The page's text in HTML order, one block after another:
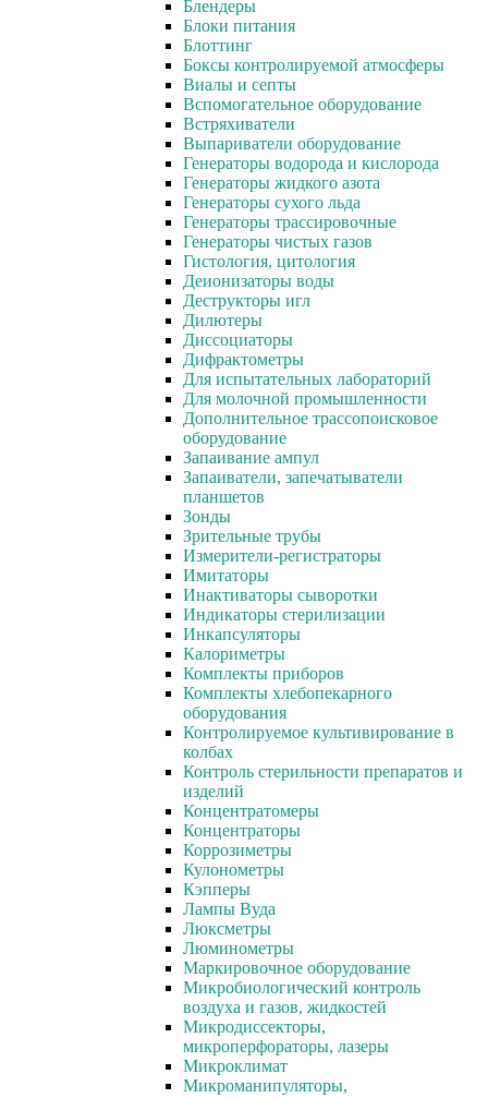
Блендеры
Блоки питания
Блоттинг
Боксы контролируемой атмосферы
Виалы и септы
Вспомогательное оборудование
Встряхиватели
Выпариватели оборудование
Генераторы водорода и кислорода
Генераторы жидкого азота
Генераторы сухого льда
Генераторы трассировочные
Генераторы чистых газов
Гистология, цитология
Деионизаторы воды
Деструкторы игл
Дилютеры
Диссоциаторы
Дифрактометры
Для испытательных лабораторий
Для молочной промышленности
Дополнительное трассопоисковое
оборудование
Запаивание ампул
Запаиватели, запечатыватели
планшетов
Зонды
Зрительные трубы
Измерители-регистраторы
Имитаторы
Инактиваторы сыворотки
Индикаторы стерилизации
Инкапсуляторы
Калориметры
Комплекты приборов
Комплекты хлебопекарного
оборудования
Контролируемое культивирование в
колбах
Контроль стерильности препаратов и
изделий
Концентратомеры
Концентраторы
Коррозиметры
Кулонометры
Кэпперы
Лампы Вуда
Люксметры
Люминометры
Маркировочное оборудование
Микробиологический контроль
воздуха и газов, жидкостей
Микродиссекторы,
микроперфораторы, лазеры
Микроклимат
Микроманипуляторы,